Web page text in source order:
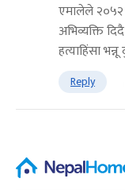
एमालेले २०५२
अभिव्यक्ति
हत्याहिंसा
Reply